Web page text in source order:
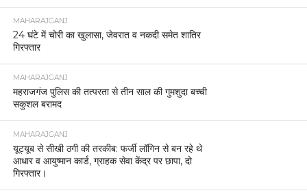
MAHARAJGANJ
24 घंटे में चोरी का खुलासा, जेवरात व नकदी समेत शातिर
गिरफ्तार
MAHARAJGANJ
महराजगंज पुलिस की तत्परता से तीन साल की गुमशुदा बच्ची
सकुशल बरामद
MAHARAJGANJ
यूट्यूब से सीखी ठगी की तरकीब: फर्जी लॉगिन से बन रहे थे
आधार व आयुष्मान कार्ड, ग्राहक सेवा केंद्र पर छापा, दो
गिरफ्तार।